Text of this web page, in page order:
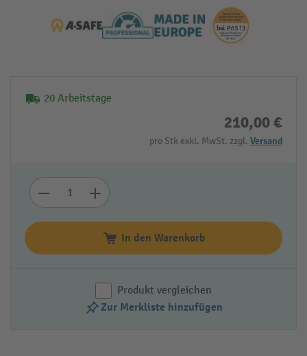
20 Arbeitstage
210,00 €
pro Stk exkl. MwSt. zzgl. Versand
In den Warenkorb
Produkt vergleichen
Zur Merkliste hinzufügen